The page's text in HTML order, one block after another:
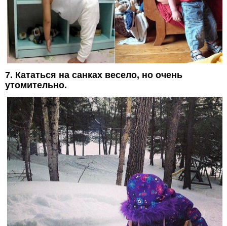
7. Кататься на санках весело, но очень
утомительно.